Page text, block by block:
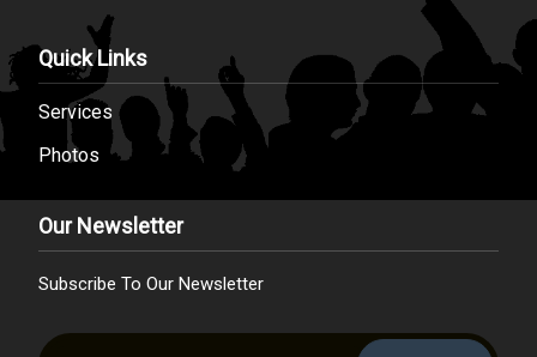
Quick Links
Services
Photos
Our Newsletter
Subscribe To Our Newsletter